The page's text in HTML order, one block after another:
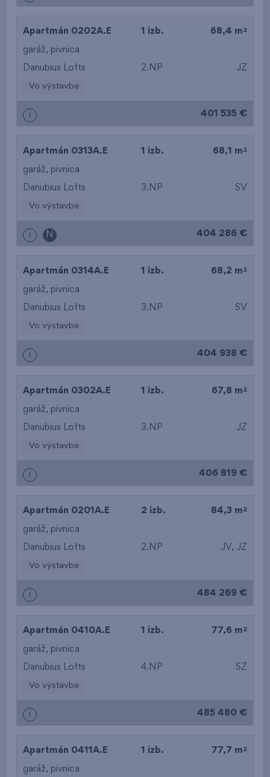
Apartmán 0202A.E 1 izb. 68,4 m 2
garáž, pivnica
Danubius Lofts 2.NP JZ
Vo výstavbe
i 401 535 €
Apartmán 0313A.E 1 izb. 68,1 m 2
garáž, pivnica
Danubius Lofts 3.NP SV
Vo výstavbe
i N 404 286 €
Apartmán 0314A.E 1 izb. 68,2 m 2
garáž, pivnica
Danubius Lofts 3.NP SV
Vo výstavbe
i 404 938 €
Apartmán 0302A.E 1 izb. 67,8 m 2
garáž, pivnica
Danubius Lofts 3.NP JZ
Vo výstavbe
i 406 819 €
Apartmán 0201A.E 2 izb. 84,3 m 2
garáž, pivnica
Danubius Lofts 2.NP JV, JZ
Vo výstavbe
i 484 269 €
Apartmán 0410A.E 1 izb. 77,6 m 2
garáž, pivnica
Danubius Lofts 4.NP SZ
Vo výstavbe
i 485 480 €
Apartmán 0411A.E 1 izb. 77,7 m 2
garáž, pivnica